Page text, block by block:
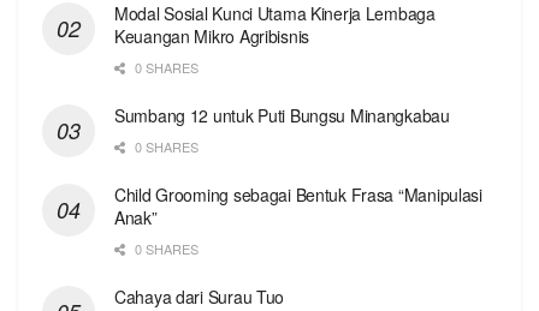
Modal Sosial Kunci Utama Kinerja Lembaga
Keuangan Mikro Agribisnis
0 SHARES
Sumbang 12 untuk Puti Bungsu Minangkabau
0 SHARES
Child Grooming sebagai Bentuk Frasa “Manipulasi
Anak”
0 SHARES
Cahaya dari Surau Tuo